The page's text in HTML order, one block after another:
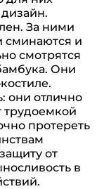
За ними
сминаются и
смотрятся
Они
они отлично
протереть
от
в